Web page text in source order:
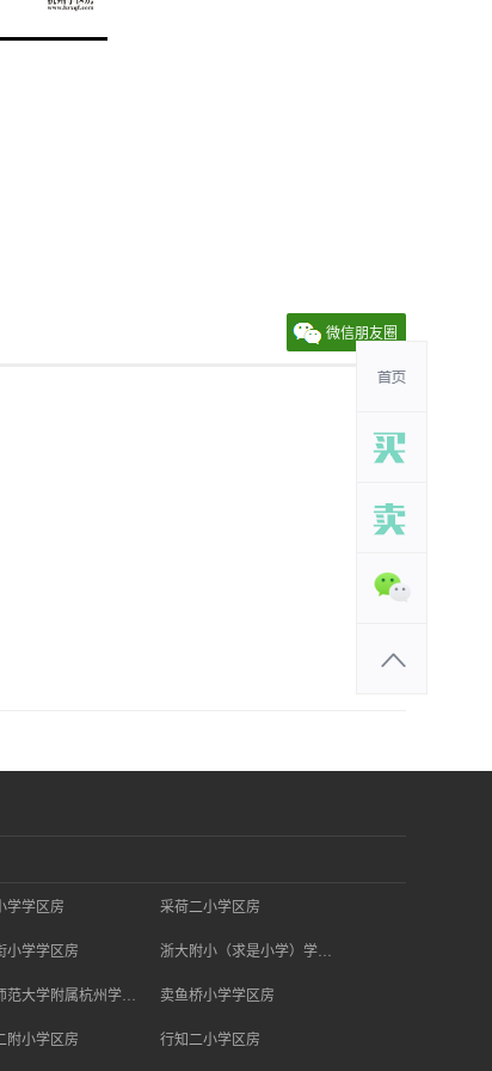
微信朋友圈
学学区房 采荷二小学区房
小学学区房
卖鱼桥小学学区房
附小学区房 行知二小学区房